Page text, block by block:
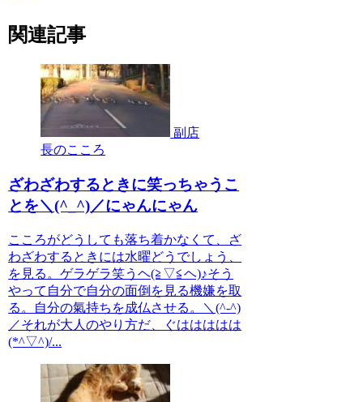
関連記事
副店
長のこころ
ざわざわするときに笑っちゃうこ
とを＼(^_^)／にゃんにゃん
こころがどうしても落ち着かなくて、ざ
わざわするときには水曜どうでしょう、
を見る。ゲラゲラ笑うヘ(≧▽≦ヘ)♪そう
やって自分で自分の面倒を見る機嫌を取
る。自分の氣持ちを成仏させる。＼(^-^)
／それが大人のやり方だ、ぐははははは
(*^▽^)/...